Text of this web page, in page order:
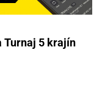
Turnaj 5 krajín